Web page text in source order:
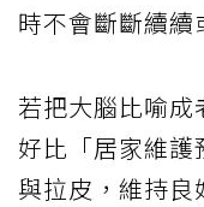
時不會斷斷續續
若把大腦比喻
好比「居家維
與拉皮，維持良